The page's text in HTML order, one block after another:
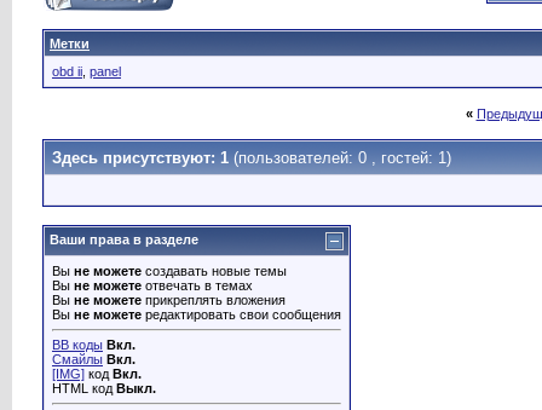
Метки
obd ii panel
«
Здесь присутствуют: 1 (пользователей: 0 , гостей: 1)
Ваши права в разделе
Вы не можете создавать новые темы
Вы не можете отвечать в темах
Вы не можете прикреплять вложения
Вы не можете редактировать свои сообщения
BB коды Вкл.
Смайлы Вкл.
[IMG] код Вкл.
HTML код Выкл.